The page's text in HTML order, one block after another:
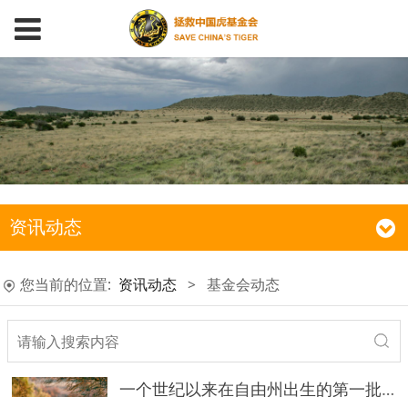
资讯动态
您当前的位置: 资讯动态 > 基金会动态
一个世纪以来在自由州出生的第一批野生猎豹